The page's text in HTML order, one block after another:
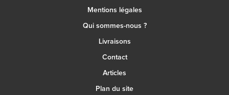
Mentions légales
Qui sommes-nous ?
Livraisons
Contact
Articles
Plan du site